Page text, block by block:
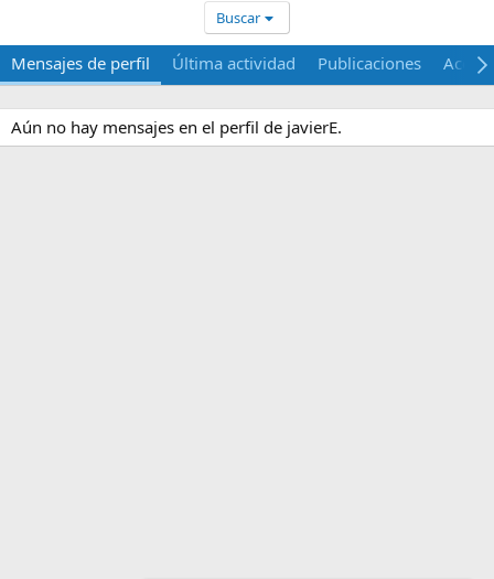
Buscar
Mensajes de perfil Última actividad Publicaciones Acerca
Aún no hay mensajes en el perfil de javierE.